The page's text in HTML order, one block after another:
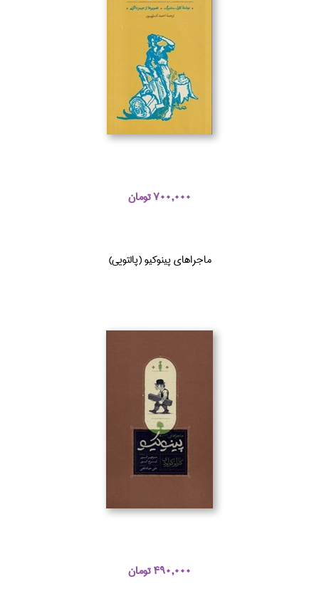
700,000 تومان
ماجراهاي پينوكيو (پالتويي)
490,000 تومان